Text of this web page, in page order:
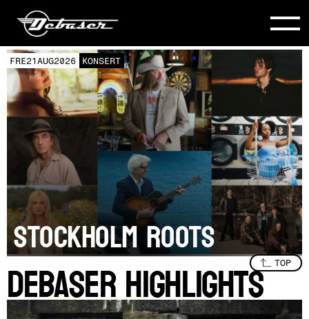
TIS25AUG2026 KONSERT
FÅ BILJETTER
TOODY COLE AND
HER BAND
SPECIAL GUEST: Jenny
Don’t and the Spurs
TOP
DEBASER HIGHLIGHTS